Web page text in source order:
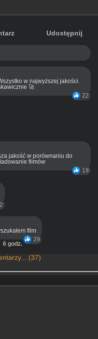
Udostępnij
w najwyższej jakości.
🚀
22
jakość w porównaniu do
filmów
19
2
film
29
6 godz.
(37)